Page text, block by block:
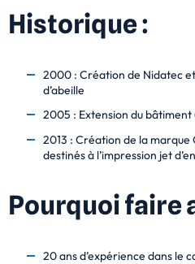
Historique :
2000 : Création de Nidatec
d’abeille
2005 : Extension du
2013 : Création de la
destinés à l’impression jet
Pourquoi faire
20 ans d’expérience dans le